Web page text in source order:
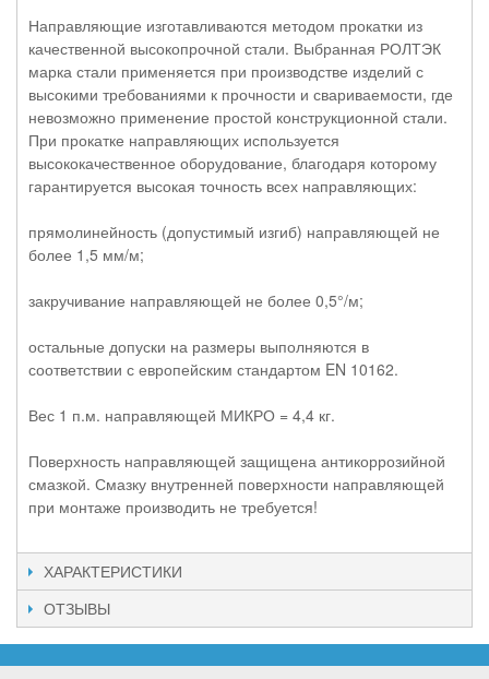
Направляющие изготавливаются методом прокатки из
качественной высокопрочной стали. Выбранная РОЛТЭК
марка стали применяется при производстве изделий с
высокими требованиями к прочности и свариваемости, где
невозможно применение простой конструкционной стали.
При прокатке направляющих используется
высококачественное оборудование, благодаря которому
гарантируется высокая точность всех направляющих:
прямолинейность (допустимый изгиб) направляющей не
более 1,5 мм/м;
закручивание направляющей не более 0,5°/м;
остальные допуски на размеры выполняются в
соответствии с европейским стандартом EN 10162.
Вес 1 п.м. направляющей МИКРО = 4,4 кг.
Поверхность направляющей защищена антикоррозийной
смазкой. Смазку внутренней поверхности направляющей
при монтаже производить не требуется!
ХАРАКТЕРИСТИКИ
ОТЗЫВЫ